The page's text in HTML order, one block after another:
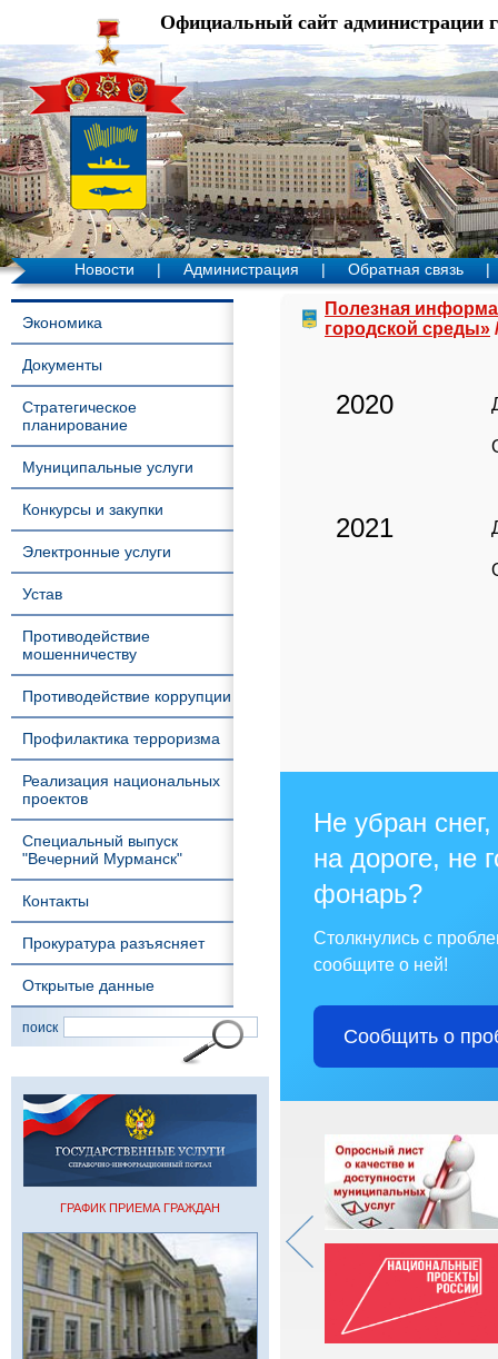
Официальный сайт администрации
Новости | Администрация | Обратная связь |
Экономика
Документы
Стратегическое
планирование
Муниципальные услуги
Конкурсы и закупки
Электронные услуги
Устав
Противодействие
мошенничеству
Противодействие коррупции
Профилактика терроризма
Реализация национальных
проектов
Специальный выпуск
"Вечерний Мурманск"
Контакты
Прокуратура разъясняет
Открытые данные
поиск
ГРАФИК ПРИЕМА ГРАЖДАН
Полезная
городской среды»
2020
2021
Не убран
на дороге, не
фонарь?
Столкнулись с
сообщите о ней!
Сообщить о